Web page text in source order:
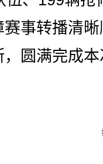
事转播清
圆满完成